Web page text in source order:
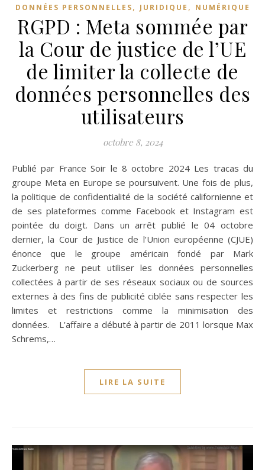
DONNÉES PERSONNELLES, JURIDIQUE , NUMÉRIQUE
RGPD : Meta sommée par
la Cour de justice de l’UE
de limiter la collecte de
données personnelles des
utilisateurs
octobre 8, 2024
Publié par France Soir le 8 octobre 2024 Les tracas du
groupe Meta en Europe se poursuivent. Une fois de plus,
la politique de confidentialité de la société californienne et
de ses plateformes comme Facebook et Instagram est
pointée du doigt. Dans un arrêt publié le 04 octobre
dernier, la Cour de Justice de l’Union européenne (CJUE)
énonce que le groupe américain fondé par Mark
Zuckerberg ne peut utiliser les données personnelles
collectées à partir de ses réseaux sociaux ou de sources
externes à des fins de publicité ciblée sans respecter les
limites et restrictions comme la minimisation des
données. L’affaire a débuté à partir de 2011 lorsque Max
Schrems,…
LIRE LA SUITE